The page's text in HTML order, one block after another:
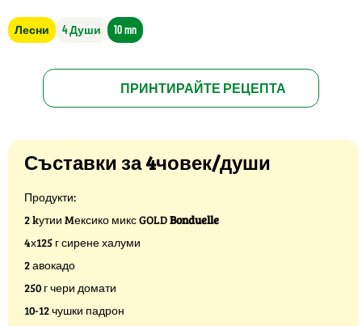
Лесни 4 Души 10 mn
ПРИНТИРАЙТЕ РЕЦЕПТА
Съставки за 4човек/души
Продукти:
2 kутии Mексико микс GOLDBonduelle
4х125 г сирене халуми
2 авокадо
250 г чери домати
10-12 чушки падрон